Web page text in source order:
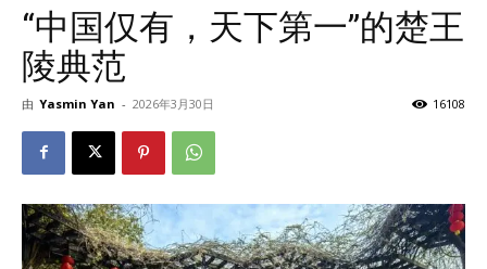
“中国仅有，天下第一”的楚王
陵典范
由 Yasmin Yan - 2026年3月30日 16108